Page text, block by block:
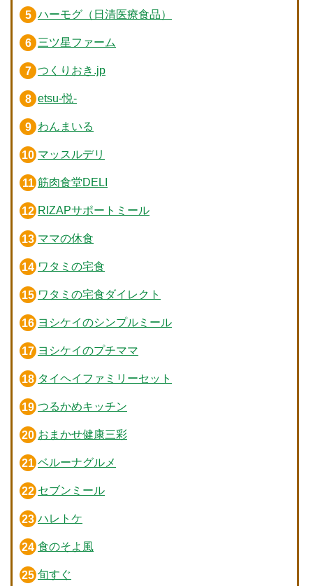
ハーモグ（日清医療食品）
三ツ星ファーム
つくりおき.jp
etsu-悦-
わんまいる
マッスルデリ
筋肉食堂DELI
RIZAPサポートミール
ママの休食
ワタミの宅食
ワタミの宅食ダイレクト
ヨシケイのシンプルミール
ヨシケイのプチママ
タイヘイファミリーセット
つるかめキッチン
おまかせ健康三彩
ベルーナグルメ
セブンミール
ハレトケ
食のそよ風
旬すぐ